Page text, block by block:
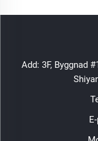
Add: 3F, Byggnad